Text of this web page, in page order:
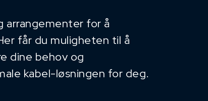
arrangementer for å
får du muligheten til å
dine behov og
kabel-løsningen for deg.